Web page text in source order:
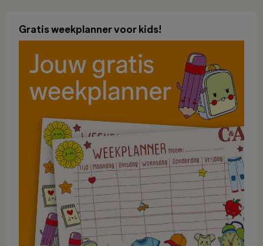
Gratis weekplanner voor kids!